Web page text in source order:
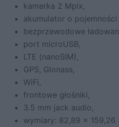
kamerka 2 Mpix,
akumulator o
bezprzewodowe
port microUSB,
LTE (nanoSIM),
GPS, Glonass,
WiFi,
frontowe głośniki,
3.5 mm jack audio,
wymiary: 82,89 x 159,26